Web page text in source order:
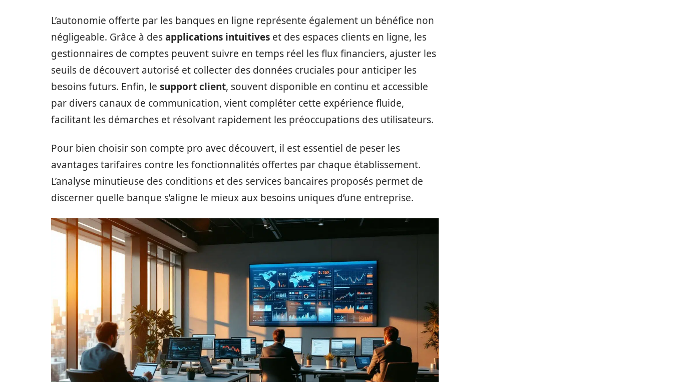
L’autonomie offerte par les banques en ligne représente également un bénéfice non
négligeable. Grâce à desapplications intuitives et des espaces clients en ligne, les
gestionnaires de comptes peuvent suivre en temps réel les flux financiers, ajuster les
seuils de découvert autorisé et collecter des données cruciales pour anticiper les
besoins futurs. Enfin, le support client, souvent disponible en continu et accessible
par divers canaux de communication, vient compléter cette expérience fluide,
facilitant les démarches et résolvant rapidement les préoccupations des utilisateurs.
Pour bien choisir son compte pro avec découvert, il est essentiel de peser les
avantages tarifaires contre les fonctionnalités offertes par chaque établissement.
L’analyse minutieuse des conditions et des services bancaires proposés permet de
discerner quelle banque s’aligne le mieux aux besoins uniques d’une entreprise.